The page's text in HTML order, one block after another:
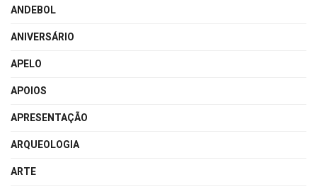
ANDEBOL
ANIVERSÁRIO
APELO
APOIOS
APRESENTAÇÃO
ARQUEOLOGIA
ARTE